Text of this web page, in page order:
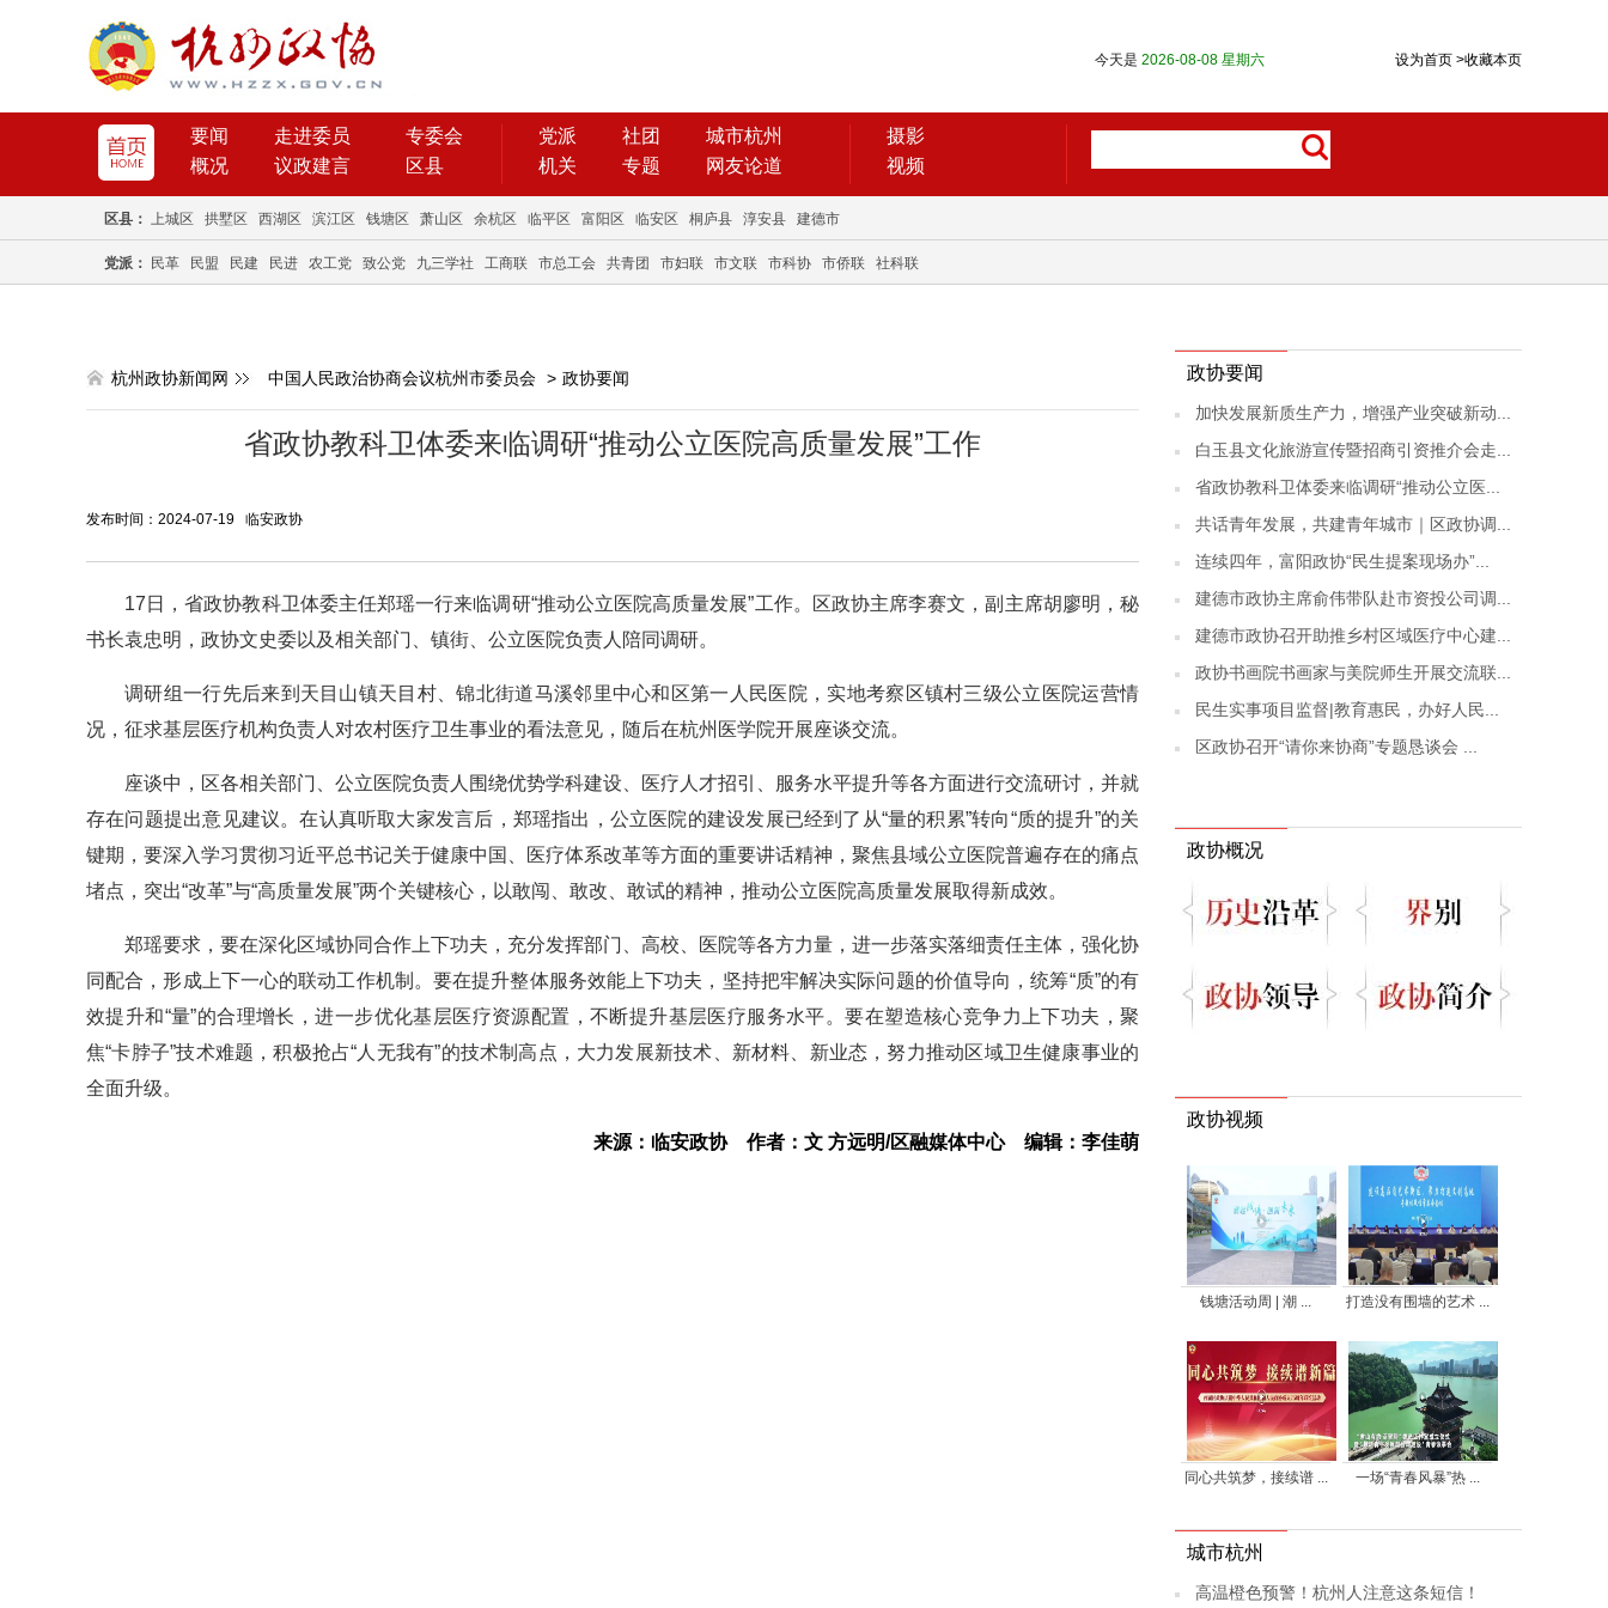
设为首页 >收藏本页
今天是 2026-08-08 星期六
要闻 走进委员
专委会
概况
议政建言 区县
党派 社团
城市杭州
机关
专题 网友论道
摄影
视频
区县： 上城区 拱墅区 西湖区 滨江区 钱塘区 萧山区 余杭区 临平区 富阳区 临安区 桐庐县 淳安县 建德市
党派： 民革 民盟 民建 民进 农工党 致公党 九三学社 工商联 市总工会 共青团 市妇联 市文联 市科协 市侨联 社科联
杭州政协新闻网 中国人民政治协商会议杭州市委员会 > 政协要闻
省政协教科卫体委来临调研“推动公立医院高质量发展”工作
发布时间：2024-07-19 临安政协
17日，省政协教科卫体委主任郑瑶一行来临调研“推动公立医院高质量发展”工作。区政协主席李赛文，副主席胡廖明，秘
书长袁忠明，政协文史委以及相关部门、镇街、公立医院负责人陪同调研。
调研组一行先后来到天目山镇天目村、锦北街道马溪邻里中心和区第一人民医院，实地考察区镇村三级公立医院运营情
况，征求基层医疗机构负责人对农村医疗卫生事业的看法意见，随后在杭州医学院开展座谈交流。
座谈中，区各相关部门、公立医院负责人围绕优势学科建设、医疗人才招引、服务水平提升等各方面进行交流研讨，并就
存在问题提出意见建议。在认真听取大家发言后，郑瑶指出，公立医院的建设发展已经到了从“量的积累”转向“质的提升”的关
键期，要深入学习贯彻习近平总书记关于健康中国、医疗体系改革等方面的重要讲话精神，聚焦县域公立医院普遍存在的痛点
堵点，突出“改革”与“高质量发展”两个关键核心，以敢闯、敢改、敢试的精神，推动公立医院高质量发展取得新成效。
郑瑶要求，要在深化区域协同合作上下功夫，充分发挥部门、高校、医院等各方力量，进一步落实落细责任主体，强化协
同配合，形成上下一心的联动工作机制。要在提升整体服务效能上下功夫，坚持把牢解决实际问题的价值导向，统筹“质”的有
效提升和“量”的合理增长，进一步优化基层医疗资源配置，不断提升基层医疗服务水平。要在塑造核心竞争力上下功夫，聚
焦“卡脖子”技术难题，积极抢占“人无我有”的技术制高点，大力发展新技术、新材料、新业态，努力推动区域卫生健康事业的
全面升级。
来源：临安政协 作者：文 方远明/区融媒体中心 编辑：李佳萌
政协要闻
加快发展新质生产力，增强产业突破新动...
白玉县文化旅游宣传暨招商引资推介会走...
省政协教科卫体委来临调研“推动公立医...
共话青年发展，共建青年城市｜区政协调...
连续四年，富阳政协“民生提案现场办”...
建德市政协主席俞伟带队赴市资投公司调...
建德市政协召开助推乡村区域医疗中心建...
政协书画院书画家与美院师生开展交流联...
民生实事项目监督|教育惠民，办好人民...
区政协召开“请你来协商”专题恳谈会 ...
政协概况
政协视频
钱塘活动周 | 潮 ... 打造没有围墙的艺术 ...
同心共筑梦，接续谱 ... 一场“青春风暴”热 ...
城市杭州
高温橙色预警！杭州人注意这条短信！